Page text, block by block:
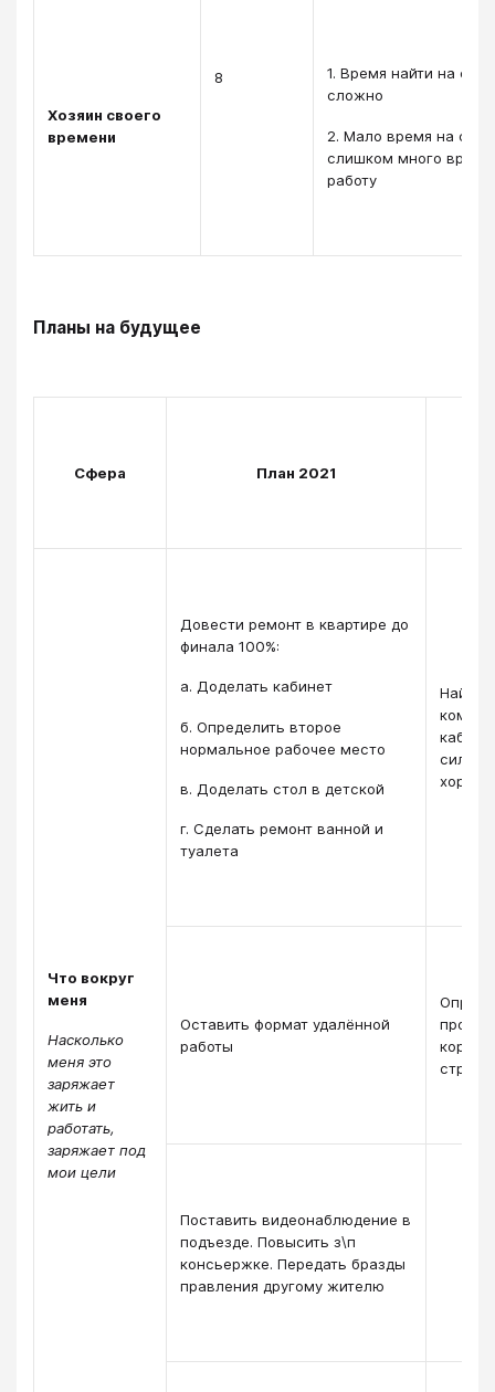
Хозяин своего
времени
8
1. Время найти на
сложно
2. Мало время на
слишком много
работу
Планы на будущее
Сфера План 2021
Что вокруг
меня
Насколько
меня это
заряжает
жить и
работать,
заряжает под
мои цели
Довести ремонт в квартире до
финала 100%:
а. Доделать кабинет
б. Определить второе
нормальное рабочее место
в. Доделать стол в детской
г. Сделать ремонт ванной и
туалета
Найти
Оставить формат удалённой
работы
Поставить видеонаблюдение в
подъезде. Повысить з\п
консьержке. Передать бразды
правления другому жителю